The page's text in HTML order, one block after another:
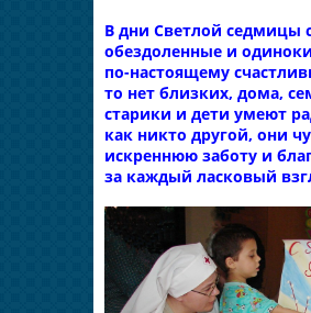
В дни Светлой седмицы
обездоленные и
по-настоящему
то нет близких, дома,
старики и дети умеют
как никто другой, они
искреннюю заботу и
за каждый ласковый